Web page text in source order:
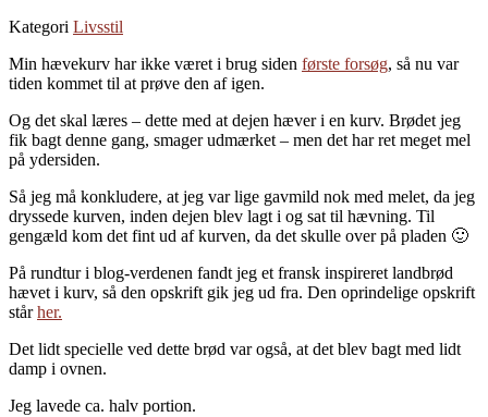
Kategori Livsstil
Min hævekurv har ikke været i brug siden første forsøg, så nu var
tiden kommet til at prøve den af igen.
Og det skal læres – dette med at dejen hæver i en kurv. Brødet jeg
fik bagt denne gang, smager udmærket – men det har ret meget mel
på ydersiden.
Så jeg må konkludere, at jeg var lige gavmild nok med melet, da jeg
dryssede kurven, inden dejen blev lagt i og sat til hævning. Til
gengæld kom det fint ud af kurven, da det skulle over på pladen 🙂
På rundtur i blog-verdenen fandt jeg et fransk inspireret landbrød
hævet i kurv, så den opskrift gik jeg ud fra. Den oprindelige opskrift
stårher.
Det lidt specielle ved dette brød var også, at det blev bagt med lidt
damp i ovnen.
Jeg lavede ca. halv portion.